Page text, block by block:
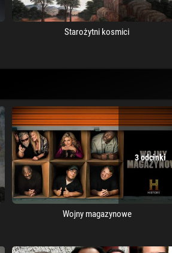
Starożytni kosmici
3 odcinki
Wojny magazynowe